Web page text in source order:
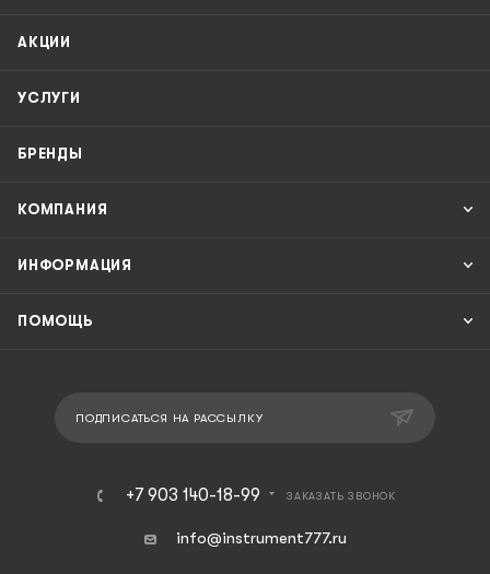
АКЦИИ
УСЛУГИ
БРЕНДЫ
КОМПАНИЯ
ИНФОРМАЦИЯ
ПОМОЩЬ
ПОДПИСАТЬСЯ НА РАССЫЛКУ
+7 903 140-18-99 ЗАКАЗАТЬ ЗВОНОК
info@instrument777.ru